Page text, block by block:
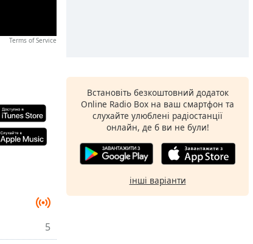
Terms of Service
5
Встановіть безкоштовний додаток
Online Radio Box на ваш смартфон та
слухайте улюблені радіостанції
онлайн, де б ви не були!
інші варіанти